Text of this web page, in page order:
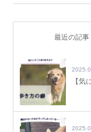
最近の記事
【